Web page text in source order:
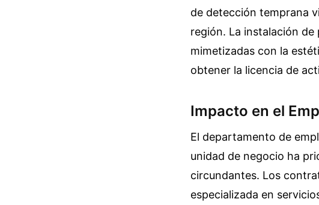
de detección temprana
región. La instalación
mimetizadas con la
obtener la licencia de
Impacto en el
El departamento de
unidad de negocio ha
circundantes. Los
especializada en